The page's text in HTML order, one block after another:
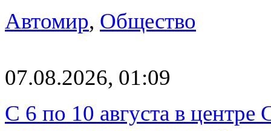
Автомир, Общество
07.08.2026, 01:09
С 6 по 10 августа в центре